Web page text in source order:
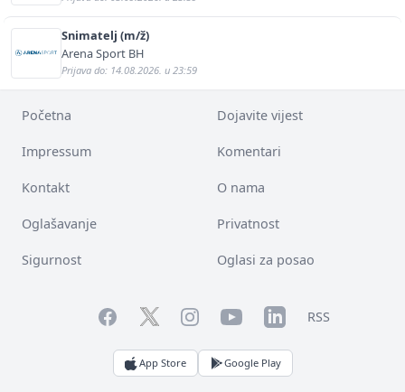
Snimatelj (m/ž)
Arena Sport BH
Prijava do: 14.08.2026. u 23:59
Početna Dojavite vijest
Impressum Komentari
Kontakt O nama
Oglašavanje Privatnost
Sigurnost Oglasi za posao
FacebookTwitterInstagramYouTubeLinkedInRSS
App Store Google Play